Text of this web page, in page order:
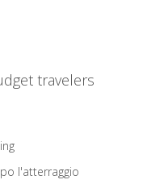
travelers
l'atterraggio